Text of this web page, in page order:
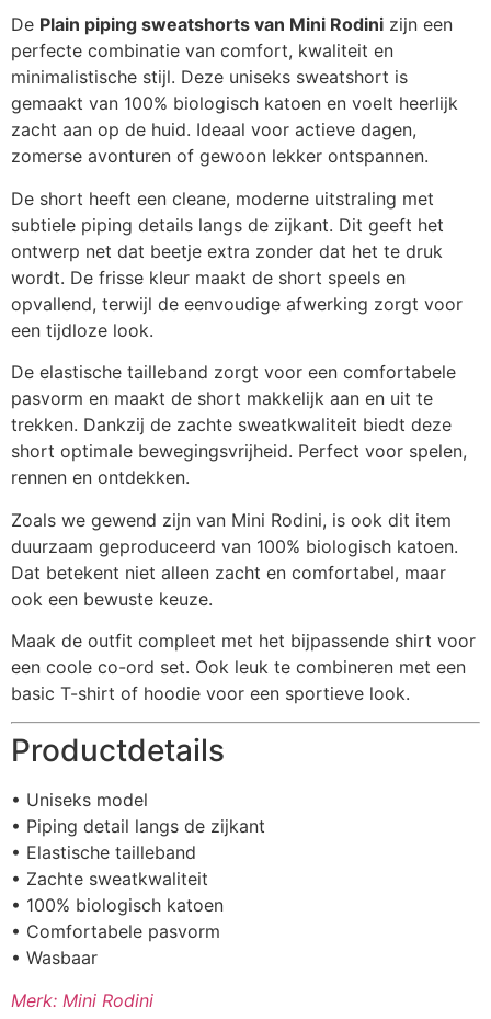
De Plain piping sweatshorts van Mini Rodini zijn een
perfecte combinatie van comfort, kwaliteit en
minimalistische stijl. Deze uniseks sweatshort is
gemaakt van 100% biologisch katoen en voelt heerlijk
zacht aan op de huid. Ideaal voor actieve dagen,
zomerse avonturen of gewoon lekker ontspannen.
De short heeft een cleane, moderne uitstraling met
subtiele piping details langs de zijkant. Dit geeft het
ontwerp net dat beetje extra zonder dat het te druk
wordt. De frisse kleur maakt de short speels en
opvallend, terwijl de eenvoudige afwerking zorgt voor
een tijdloze look.
De elastische tailleband zorgt voor een comfortabele
pasvorm en maakt de short makkelijk aan en uit te
trekken. Dankzij de zachte sweatkwaliteit biedt deze
short optimale bewegingsvrijheid. Perfect voor spelen,
rennen en ontdekken.
Zoals we gewend zijn van Mini Rodini, is ook dit item
duurzaam geproduceerd van 100% biologisch katoen.
Dat betekent niet alleen zacht en comfortabel, maar
ook een bewuste keuze.
Maak de outfit compleet met het bijpassende shirt voor
een coole co-ord set. Ook leuk te combineren met een
basic T-shirt of hoodie voor een sportieve look.
Productdetails
• Uniseks model
• Piping detail langs de zijkant
• Elastische tailleband
• Zachte sweatkwaliteit
• 100% biologisch katoen
• Comfortabele pasvorm
• Wasbaar
Merk: Mini Rodini